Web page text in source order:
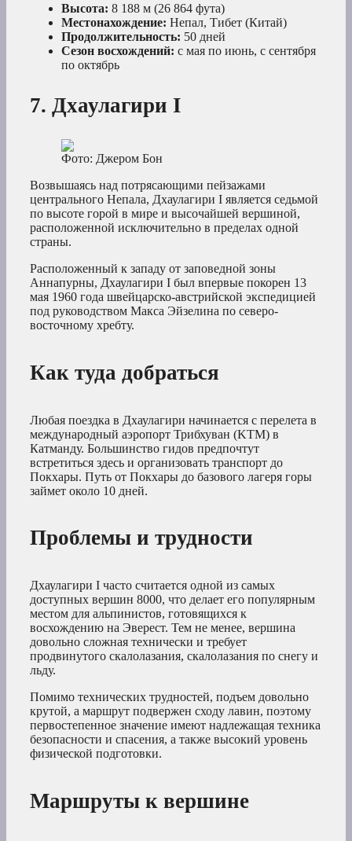
Высота: 8 188 м (26 864 фута)
Местонахождение: Непал, Тибет (Китай)
Продолжительность: 50 дней
Сезон восхождений: с мая по июнь, с сентября
по октябрь
7. Дхаулагири I
Фото: Джером Бон
Возвышаясь над потрясающими пейзажами
центрального Непала, Дхаулагири I является седьмой
по высоте горой в мире и высочайшей вершиной,
расположенной исключительно в пределах одной
страны.
Расположенный к западу от заповедной зоны
Аннапурны, Дхаулагири I был впервые покорен 13
мая 1960 года швейцарско-австрийской экспедицией
под руководством Макса Эйзелина по северо-
восточному хребту.
Как туда добраться
Любая поездка в Дхаулагири начинается с перелета в
международный аэропорт Трибхуван (KTM) в
Катманду. Большинство гидов предпочтут
встретиться здесь и организовать транспорт до
Покхары. Путь от Покхары до базового лагеря горы
займет около 10 дней.
Проблемы и трудности
Дхаулагири I часто считается одной из самых
доступных вершин 8000, что делает его популярным
местом для альпинистов, готовящихся к
восхождению на Эверест. Тем не менее, вершина
довольно сложная технически и требует
продвинутого скалолазания, скалолазания по снегу и
льду.
Помимо технических трудностей, подъем довольно
крутой, а маршрут подвержен сходу лавин, поэтому
первостепенное значение имеют надлежащая техника
безопасности и спасения, а также высокий уровень
физической подготовки.
Маршруты к вершине